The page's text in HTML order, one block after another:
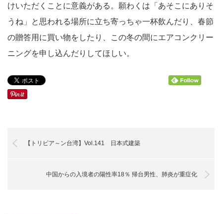
けいただくことに意義がある。願わくは「あそこにありそ
うね」と思われる場所に立ち寄っちゃ一杯飲んだり、春節
の贈答用に買い物をしたり、この冬の間にエアコンクリー
ニングを申し込んだりしてほしい。
【トリビア～ン台湾】Vol.141 日本式建築
中国からの入境者の陽性率18％ 帰台男性、肺炎が重症化